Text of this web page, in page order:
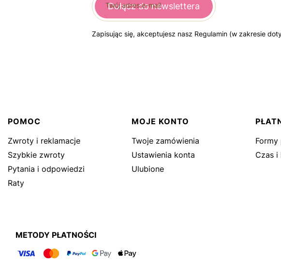
Twój adres e-mail
Dołącz do newslettera
Zapisując się, akceptujesz nasz Regulamin (w zakresie
Linki w stopce
POMOC
Zwroty i reklamacje
Szybkie zwroty
Pytania i odpowiedzi
Raty
MOJE KONTO
Twoje zamówienia
Ustawienia konta
Ulubione
Formy
Czas
METODY PŁATNOŚCI